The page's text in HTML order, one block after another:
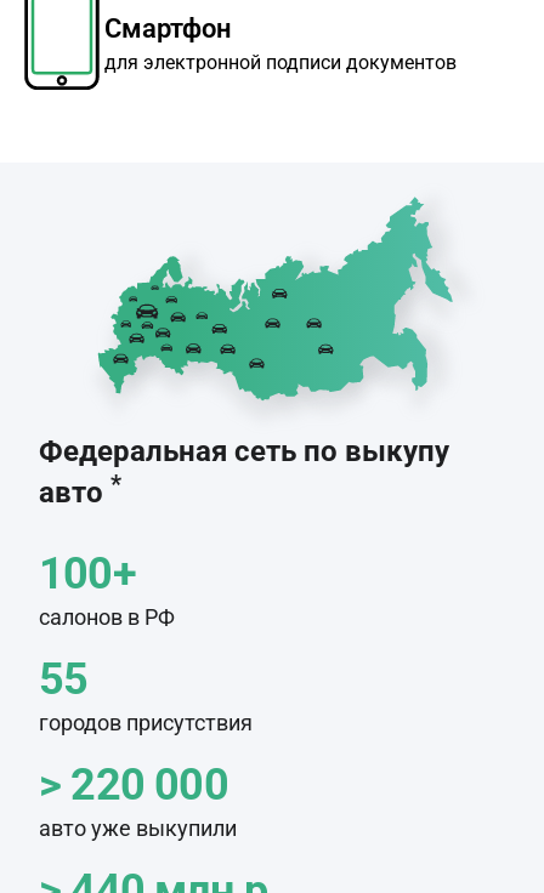
Смартфон
для электронной подписи документов
Федеральная сеть по выкупу
авто *
100+
салонов в РФ
55
городов присутствия
> 220 000
авто уже выкупили